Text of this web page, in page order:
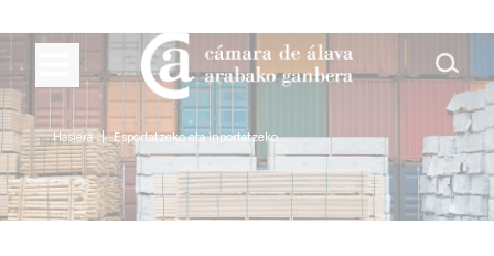
Hasiera Esportatzeko eta inportatzeko ...